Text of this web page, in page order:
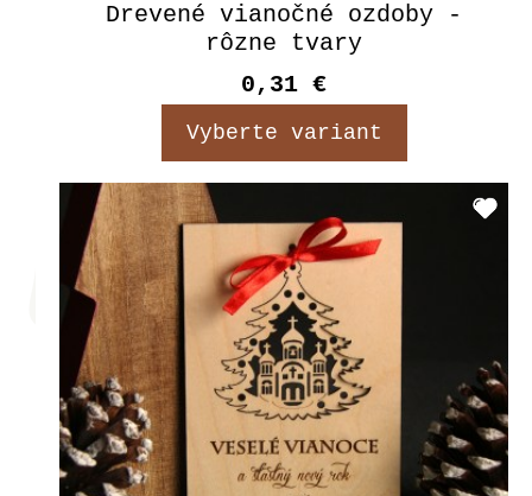
Drevené vianočné ozdoby -
rôzne tvary
0,31 €
Vyberte variant